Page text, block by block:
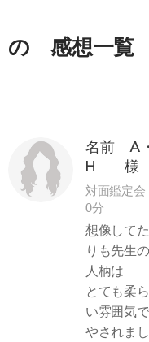
お客
の 感想一覧
名前 A・
H 様
対面鑑定
0分
想像して
りも先生
人柄は
とても柔
い雰囲気
やされまし